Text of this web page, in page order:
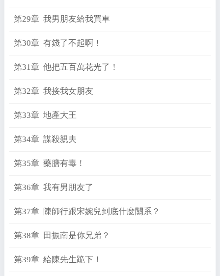
第29章 我男朋友給我買車
第30章 有錢了不起啊！
第31章 他把五百萬花光了！
第32章 我接我女朋友
第33章 地產大王
第34章 謀殺親夫
第35章 藥膳有毒！
第36章 我有男朋友了
第37章 陳師行跟宋婉兒到底什麼關系？
第38章 田振南是你兄弟？
第39章 給陳先生跪下！